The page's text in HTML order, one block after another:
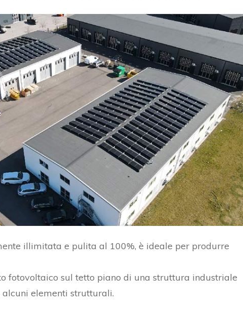
illimitata e pulita al 100%, è ideale per produrre
fotovoltaico sul tetto piano di una struttura industriale
elementi strutturali.